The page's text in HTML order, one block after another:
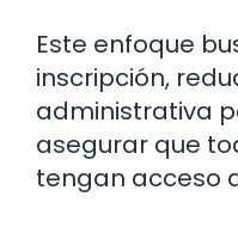
Este enfoque
inscripción,
administrativa
asegurar que
tengan acceso